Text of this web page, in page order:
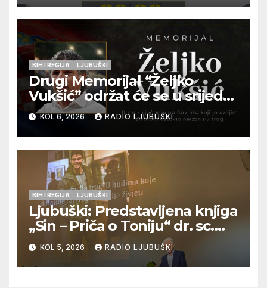
pripadnika HOS-a
BIH I REGIJA LJUBUŠKI
Drugi Memorijal “Željko
Vukšić” održat će se u srijedu
12. kolovoza u Otoku
KOL 6, 2026 RADIO LJUBUŠKI
BIH I REGIJA LJUBUŠKI
Ljubuški: Predstavljena knjiga
„Sin – Priča o Toniju“ dr. sc.
Zdenka Hercega
KOL 5, 2026 RADIO LJUBUŠKI